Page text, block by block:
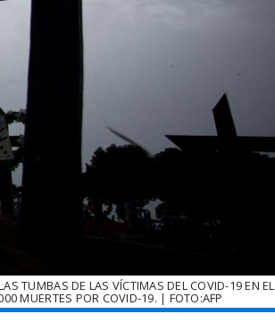
TUMBAS DE LAS VÍCTIMAS DEL COVID-19 EN EL
MUERTES POR COVID-19. | FOTO:AFP